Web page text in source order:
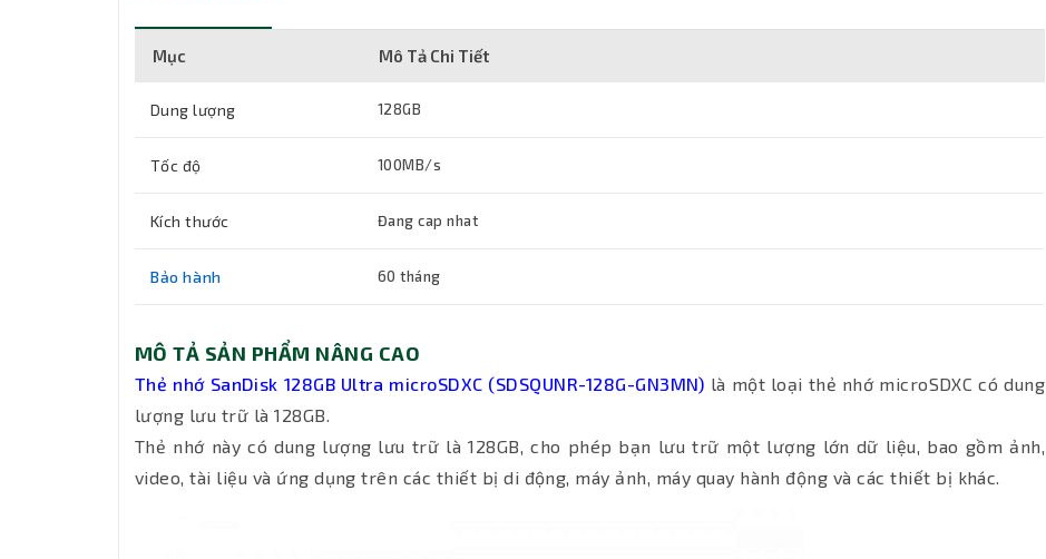
Mục Mô Tả Chi Tiết
Dung lượng 128GB
Tốc độ 100MB/s
Kích thước Đang cap nhat
Bảo hành 60 tháng
MÔ TẢ SẢN PHẨM NÂNG CAO
Thẻ nhớ SanDisk 128GB Ultra microSDXC (SDSQUNR-128G-GN3MN) là một loại thẻ nhớ microSDXC có dung
lượng lưu trữ là 128GB.
Thẻ nhớ này có dung lượng lưu trữ là 128GB, cho phép bạn lưu trữ một lượng lớn dữ liệu, bao gồm ảnh,
video, tài liệu và ứng dụng trên các thiết bị di động, máy ảnh, máy quay hành động và các thiết bị khác.